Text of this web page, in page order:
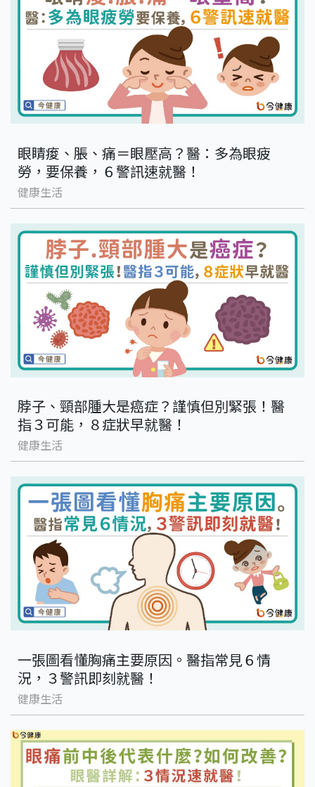
眼睛痠、脹、痛＝眼壓高？醫：多為眼疲
勞，要保養，６警訊速就醫！
健康生活
脖子、頸部腫大是癌症？謹慎但別緊張！醫
指３可能，８症狀早就醫！
健康生活
一張圖看懂胸痛主要原因。醫指常見６情
況，３警訊即刻就醫！
健康生活